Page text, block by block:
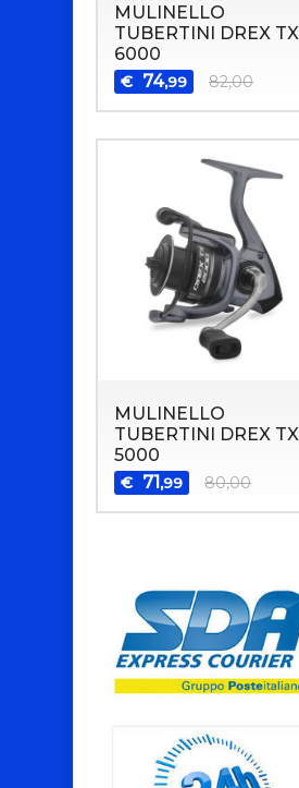
MULINELLO
TUBERTINI DREX TX
6000
€ 74,99 82,00
MULINELLO
TUBERTINI DREX TX
5000
€ 71,99 80,00